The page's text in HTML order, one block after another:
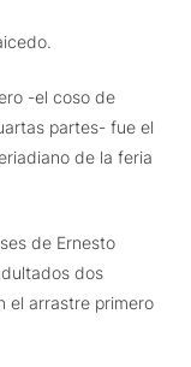
-el coso de
partes- fue el
de la feria
de Ernesto
dos
el arrastre primero